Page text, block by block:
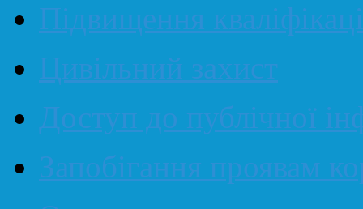
Підвищення
Цивільний захист
Доступ до публічної
Запобігання проявам